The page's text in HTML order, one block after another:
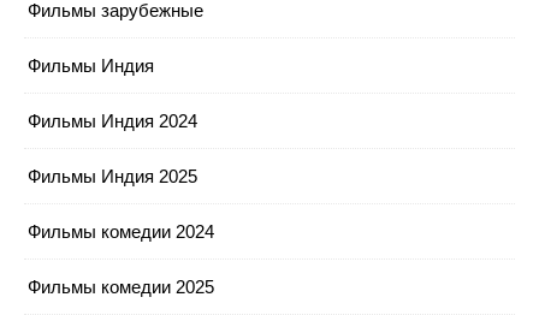
Фильмы зарубежные
Фильмы Индия
Фильмы Индия 2024
Фильмы Индия 2025
Фильмы комедии 2024
Фильмы комедии 2025